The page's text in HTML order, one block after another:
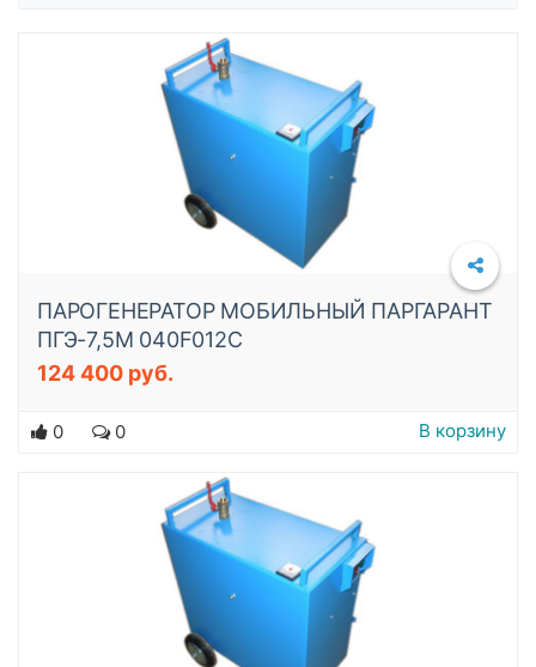
ПАРОГЕНЕРАТОР МОБИЛЬНЫЙ ПАРГАРАНТ
ПГЭ-7,5М 040F012C
124 400 руб.
0 0 В корзину